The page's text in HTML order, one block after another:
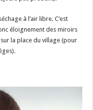
à l’air libre. C’est
éloignement des miroirs
la place du village (pour